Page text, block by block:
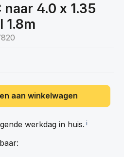
4.0 x 1.35
1.8m
aan winkelwagen
werkdag in huis. ℹ️